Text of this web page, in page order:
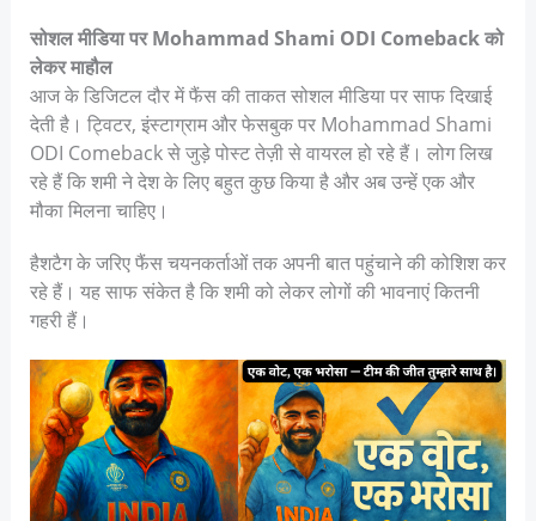
सोशल मीडिया पर Mohammad Shami ODI Comeback को
लेकर माहौल
आज के डिजिटल दौर में फैंस की ताकत सोशल मीडिया पर साफ दिखाई
देती है। ट्विटर, इंस्टाग्राम और फेसबुक पर Mohammad Shami
ODI Comeback से जुड़े पोस्ट तेज़ी से वायरल हो रहे हैं। लोग लिख
रहे हैं कि शमी ने देश के लिए बहुत कुछ किया है और अब उन्हें एक और
मौका मिलना चाहिए।
हैशटैग के जरिए फैंस चयनकर्ताओं तक अपनी बात पहुंचाने की कोशिश कर
रहे हैं। यह साफ संकेत है कि शमी को लेकर लोगों की भावनाएं कितनी
गहरी हैं।